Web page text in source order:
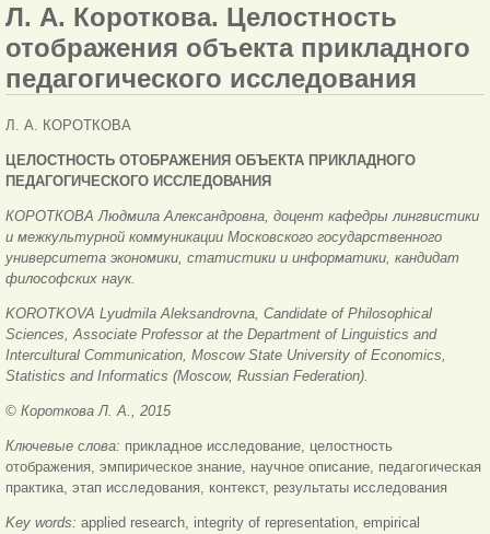
Л. А. Короткова. Целостность
отображения объекта прикладного
педагогического исследования
Л. А. КОРОТКОВА
ЦЕЛОСТНОСТЬ ОТОБРАЖЕНИЯ ОБЪЕКТА ПРИКЛАДНОГО
ПЕДАГОГИЧЕСКОГО ИССЛЕДОВАНИЯ
КОРОТКОВА Людмила Александровна, доцент кафедры лингвистики
и межкультурной коммуникации Московского государственного
университета экономики, статистики и информатики, кандидат
философских наук.
KOROTKOVA Lyudmila Aleksandrovna, Candidate of Philosophical
Sciences, Associate Professor at the Department of Linguistics and
Intercultural Communication, Moscow State University of Economics,
Statistics and Informatics (Moscow, Russian Federation).
© Короткова Л. А., 2015
Ключевые слова: прикладное исследование, целостность
отображения, эмпирическое знание, научное описание, педагогическая
практика, этап исследования, контекст, результаты исследования
Key words: applied research, integrity of representation, empirical